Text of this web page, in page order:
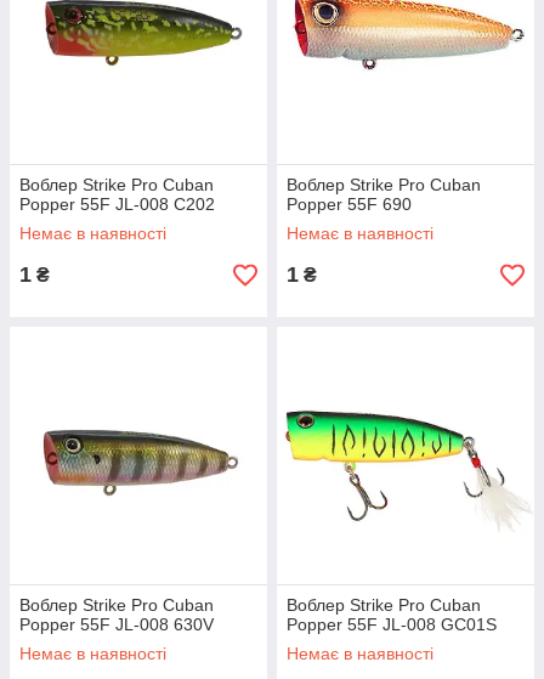
Воблер Strike Pro Cuban
Popper 55F JL-008 C202
Немає в наявності
1 ₴
Воблер Strike Pro Cuban
Popper 55F 690
Немає в наявності
1 ₴
Воблер Strike Pro Cuban
Popper 55F JL-008 630V
Немає в наявності
Воблер Strike Pro Cuban
Popper 55F JL-008 GC01S
Немає в наявності